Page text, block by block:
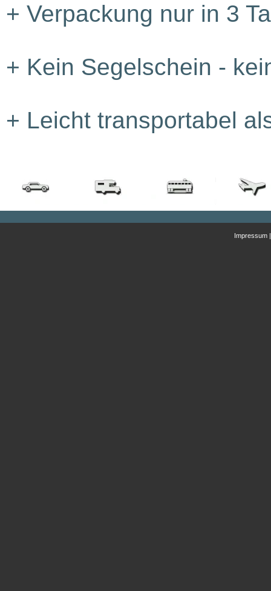
+ Verpackung nur in 3
+ Kein Segelschein -
+ Leicht transportabel
Impressum